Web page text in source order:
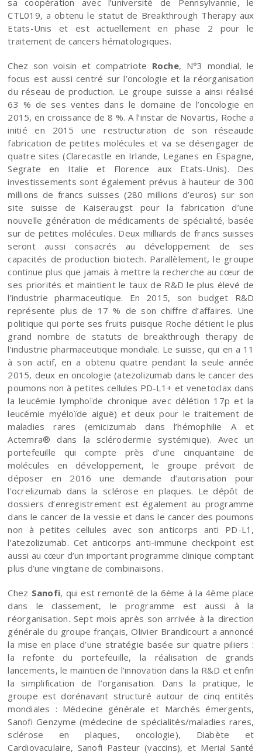
sa coopération avec l’université de Pennsylvannie, le
CTL019, a obtenu le statut de Breakthrough Therapy aux
Etats-Unis et est actuellement en phase 2 pour le
traitement de cancers hématologiques.
Chez son voisin et compatriote Roche, N°3 mondial, le
focus est aussi centré sur l’oncologie et la réorganisation
du réseau de production. Le groupe suisse a ainsi réalisé
63 % de ses ventes dans le domaine de l’oncologie en
2015, en croissance de 8 %. A l’instar de Novartis, Roche a
initié en 2015 une restructuration de son réseaude
fabrication de petites molécules et va se désengager de
quatre sites (Clarecastle en Irlande, Leganes en Espagne,
Segrate en Italie et Florence aux Etats-Unis). Des
investissements sont également prévus à hauteur de 300
millions de francs suisses (280 millions d’euros) sur son
site suisse de Kaiseraugst pour la fabrication d’une
nouvelle génération de médicaments de spécialité, basée
sur de petites molécules. Deux milliards de francs suisses
seront aussi consacrés au développement de ses
capacités de production biotech. Parallèlement, le groupe
continue plus que jamais à mettre la recherche au cœur de
ses priorités et maintient le taux de R&D le plus élevé de
l’industrie pharmaceutique. En 2015, son budget R&D
représente plus de 17 % de son chiffre d’affaires. Une
politique qui porte ses fruits puisque Roche détient le plus
grand nombre de statuts de breakthrough therapy de
l’industrie pharmaceutique mondiale. Le suisse, qui en a 11
à son actif, en a obtenu quatre pendant la seule année
2015, deux en oncologie (atezolizumab dans le cancer des
poumons non à petites cellules PD-L1+ et venetoclax dans
la leucémie lymphoïde chronique avec délétion 17p et la
leucémie myéloïde aiguë) et deux pour le traitement de
maladies rares (emicizumab dans l’hémophilie A et
Actemra® dans la sclérodermie systémique). Avec un
portefeuille qui compte près d’une cinquantaine de
molécules en développement, le groupe prévoit de
déposer en 2016 une demande d’autorisation pour
l’ocrelizumab dans la sclérose en plaques. Le dépôt de
dossiers d’enregistrement est également au programme
dans le cancer de la vessie et dans le cancer des poumons
non à petites cellules avec son anticorps anti PD-L1,
l’atezolizumab. Cet anticorps anti-immune checkpoint est
aussi au cœur d’un important programme clinique comptant
plus d’une vingtaine de combinaisons.
Chez Sanofi, qui est remonté de la 6ème à la 4ème place
dans le classement, le programme est aussi à la
réorganisation. Sept mois après son arrivée à la direction
générale du groupe français, Olivier Brandicourt a annoncé
la mise en place d’une stratégie basée sur quatre piliers :
la refonte du portefeuille, la réalisation de grands
lancements, le maintien de l’innovation dans la R&D et enfin
la simplification de l’organisation. Dans la pratique, le
groupe est dorénavant structuré autour de cinq entités
mondiales : Médecine générale et Marchés émergents,
Sanofi Genzyme (médecine de spécialités/maladies rares,
sclérose en plaques, oncologie), Diabète et
Cardiovaculaire, Sanofi Pasteur (vaccins), et Merial Santé